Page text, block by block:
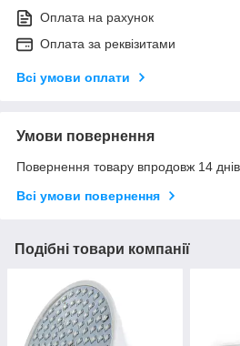
Оплата на рахунок
Оплата за реквізитами
Всі умови оплати
Умови повернення
Повернення товару впродовж 14
Всі умови повернення
Подібні товари компанії